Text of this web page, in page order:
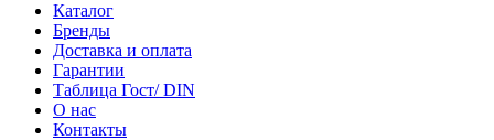
Каталог
Бренды
Доставка и оплата
Гарантии
Таблица Гост/ DIN
О нас
Контакты